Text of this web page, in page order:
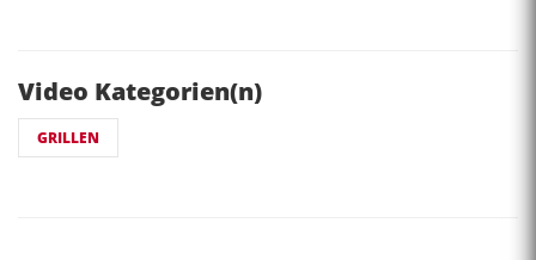
Video Kategorien(n)
GRILLEN